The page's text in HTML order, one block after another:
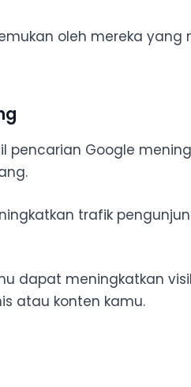
oleh mereka yang
pencarian Google
trafik
dapat meningkatkan
atau konten kamu.